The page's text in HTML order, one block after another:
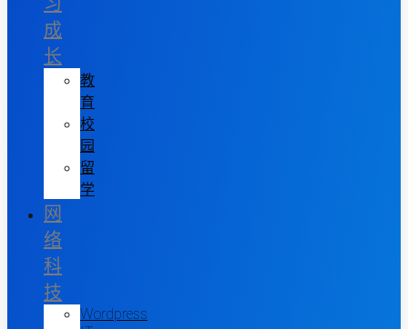
成
长
教
育
校
园
留
学
网
络
科
技
Wordpress